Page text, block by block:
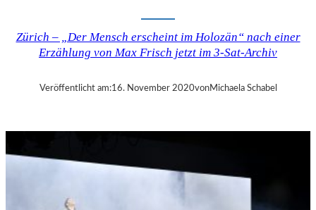
Zürich – „Der Mensch erscheint im Holozän“ nach einer
Erzählung von Max Frisch jetzt im 3-Sat-Archiv
Veröffentlicht am:16. November 2020vonMichaela Schabel